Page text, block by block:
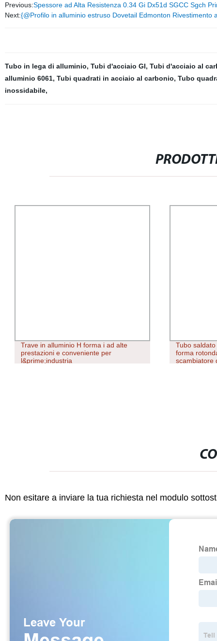
Previous:Spessore ad Alta Resistenza 0.34 Gi Dx51d SGCC Sgch
Next:{@Profilo in alluminio estruso Dovetail Edmonton
Tubo in lega di alluminio, Tubi d'acciaio GI, Tubi d'acciaio al
alluminio 6061, Tubi quadrati in acciaio al carbonio, Tubo
inossidabile,
Tubo saldato in acciaio inossidabile di
forma rotonda ASTM A312 per
scambiatore di calore
AISI ASTM
316L 316ti
2507 Inox
Non esitare a inviare la tua richiesta nel modulo